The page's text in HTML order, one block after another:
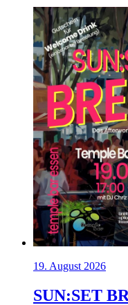
19. August 2026
SUN:SET